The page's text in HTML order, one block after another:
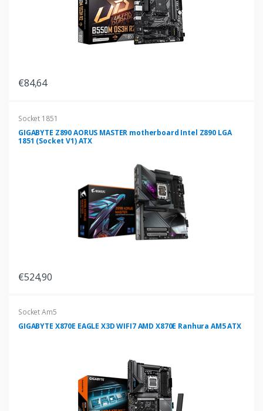
€84,64
Socket 1851
GIGABYTE Z890 AORUS MASTER motherboard Intel Z890 LGA
1851 (Socket V1) ATX
€524,90
Socket Am5
GIGABYTE X870E EAGLE X3D WIFI7 AMD X870E Ranhura AM5 ATX